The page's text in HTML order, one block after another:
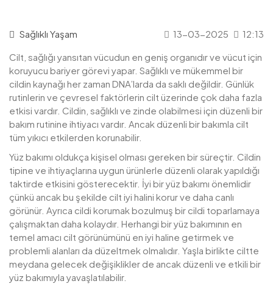
Sağlıklı Yaşam 13-03-2025
12:13
Cilt, sağlığı yansıtan vücudun en geniş organıdır ve vücut için
koruyucu bariyer görevi yapar. Sağlıklı ve mükemmel bir
cildin kaynağı her zaman DNA’larda da saklı değildir. Günlük
rutinlerin ve çevresel faktörlerin cilt üzerinde çok daha fazla
etkisi vardır. Cildin, sağlıklı ve zinde olabilmesi için düzenli bir
bakım rutinine ihtiyacı vardır. Ancak düzenli bir bakımla cilt
tüm yıkıcı etkilerden korunabilir.
Yüz bakımı oldukça kişisel olması gereken bir süreçtir. Cildin
tipine ve ihtiyaçlarına uygun ürünlerle düzenli olarak yapıldığı
taktirde etkisini gösterecektir. İyi bir yüz bakımı önemlidir
çünkü ancak bu şekilde cilt iyi halini korur ve daha canlı
görünür. Ayrıca cildi korumak bozulmuş bir cildi toparlamaya
çalışmaktan daha kolaydır. Herhangi bir yüz bakımının en
temel amacı cilt görünümünü en iyi haline getirmek ve
problemli alanları da düzeltmek olmalıdır. Yaşla birlikte ciltte
meydana gelecek değişiklikler de ancak düzenli ve etkili bir
yüz bakımıyla yavaşlatılabilir.